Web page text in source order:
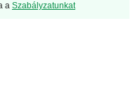
a Szabályzatunkat